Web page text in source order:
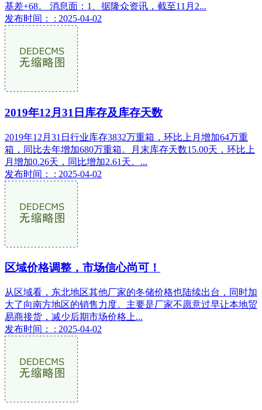
基差+68。 消息面：1、据隆众资讯，截至11月2...
发布时间： : 2025-04-02
2019年12月31日库存及库存天数
2019年12月31日行业库存3832万重箱，环比上月增加64万重
箱，同比去年增加680万重箱。月末库存天数15.00天，环比上
月增加0.26天，同比增加2.61天。...
发布时间： : 2025-04-02
区域价格调整，市场信心尚可！
从区域看，东北地区其他厂家的冬储价格也陆续出台，同时加
大了向南方地区的销售力度。主要是厂家不愿意过早让本地贸
易商接货，减少后期市场价格上...
发布时间： : 2025-04-02